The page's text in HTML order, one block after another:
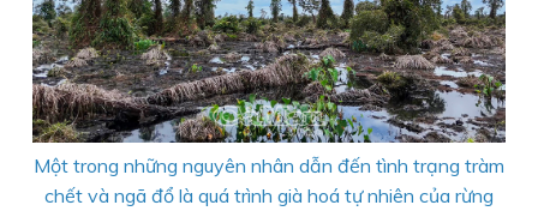
Một trong những nguyên nhân dẫn đến tình trạng tràm
chết và ngã đổ là quá trình già hoá tự nhiên của rừng